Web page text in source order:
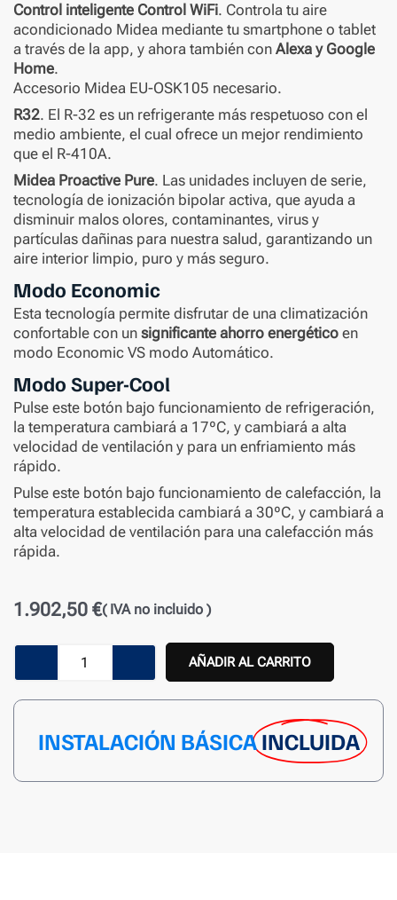
Control inteligente Control WiFi. Controla tu aire
acondicionado Midea mediante tu smartphone o tablet
a través de la app, y ahora también con Alexa y Google
Home.
Accesorio Midea EU-OSK105 necesario.
R32. El R-32 es un refrigerante más respetuoso con el
medio ambiente, el cual ofrece un mejor rendimiento
que el R-410A.
Midea Proactive Pure. Las unidades incluyen de serie,
tecnología de ionización bipolar activa, que ayuda a
disminuir malos olores, contaminantes, virus y
partículas dañinas para nuestra salud, garantizando un
aire interior limpio, puro y más seguro.
Modo Economic
Esta tecnología permite disfrutar de una climatización
confortable con un significante ahorro energético en
modo Economic VS modo Automático.
Modo Super-Cool
Pulse este botón bajo funcionamiento de refrigeración,
la temperatura cambiará a 17ºC, y cambiará a alta
velocidad de ventilación y para un enfriamiento más
rápido.
Pulse este botón bajo funcionamiento de calefacción, la
temperatura establecida cambiará a 30ºC, y cambiará a
alta velocidad de ventilación para una calefacción más
rápida.
1.902,50 €( IVA no incluido )
Aire
Acondicionado
MIDEA
BLANC71R32
AÑADIR AL CARRITO
INSTALACIÓN BÁSICAINCLUIDA